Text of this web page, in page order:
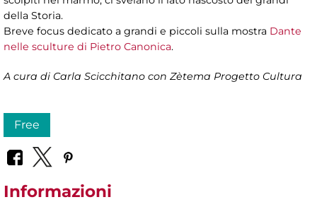
della Storia.
Breve focus dedicato a grandi e piccoli sulla mostra Dante
nelle sculture di Pietro Canonica.
A cura di Carla Scicchitano con Zètema Progetto Cultura
Free
Informazioni